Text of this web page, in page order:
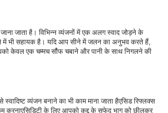
जाता है। विभिन्न व्यंजनों में एक अलग स्वाद जोड़ने के
में भी सहायक है। यदि आप सीने में जलन का अनुभव करते हैं,
केवल एक चम्मच सौंफ चबाने और पानी के साथ निगलने की
व्यंजन बनाने का भी काम माना जाता हैएसिड रिफ्लक्स
करनाएसिडिटी के लिए आपको कद्दू के सफेद भाग को छीलकर